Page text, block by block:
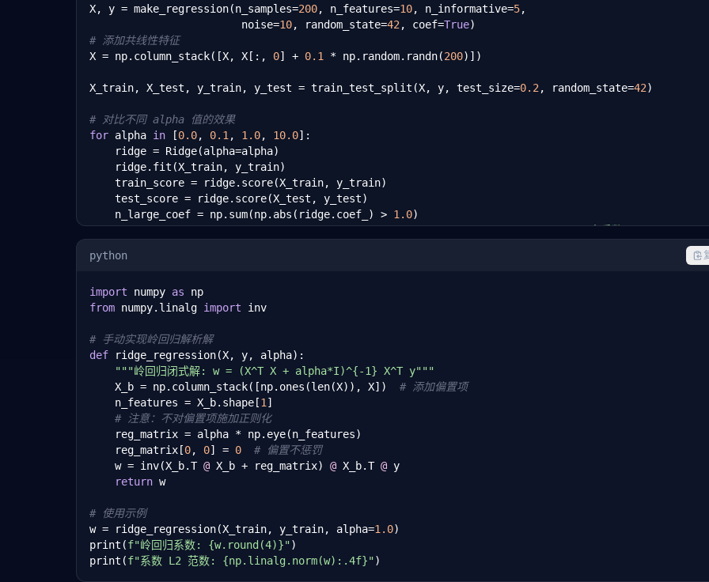
X, y = make_regression(n_samples=200, n_features=10, n_informative=5,
                        noise=
10, random_state=42 , coef=True
# 添加共线性特征
X = np.column_stack([X, X[:, 0] + 0.1 * np.random.randn(200)])
X_train, X_test, y_train, y_test = train_test_split(X, y, test_size=0.2 , random_state=42)
# 对比不同 alpha 值的效果
for alpha in [0.0, 0.1 , 1.0, 10.0]:
    ridge = Ridge(alpha=alpha)
    ridge.fit(X_train, y_train)
    train_score = ridge.score(X_train, y_train)
    test_score = ridge.score(X_test, y_test)
    n_large_coef = np.sum(np.abs(ridge.coef_) >
1.0)
    print(
f"alpha={alpha:.1f}, train={train_score:.4f}, test={test_score:.4f}, 大系数
python
import numpy as
from numpy.linalg import inv
# 手动实现岭回归解析解
def ridge_regression(X, y, alpha):
"""岭回归闭式解: w = (X^T X + alpha*I)^{-1} X^T y"""
    X_b = np.column_stack([np.ones(len(X)), X])
# 添加偏置项
    n_features = X_b.shape[
1 ]
# 注意：不对偏置项施加正则化
    reg_matrix = alpha * np.eye(n_features)
    reg_matrix[
0, 0] = 0
# 偏置不惩罚
    w = inv(X_b.T
@ X_b + reg_matrix) @ X_b.T @ y
return w
# 使用示例
w = ridge_regression(X_train, y_train, alpha=1.0)
print(f"岭回归系数: {w.round(4)}")
print(f"系数 L2 范数: {np.linalg.norm(w):.4f}")